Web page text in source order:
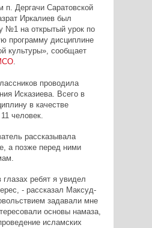
п. Дергачи Саратовской
Иркалиев был
№1 на открытый урок по
программу дисциплине
культуры», сообщает
.
проводила
Исказиева. Всего в
в качестве
человек.
рассказывала
а позже перед ними
ребят я увидел
- рассказал Максуд-
задавали мне
основы намаза,
исламских